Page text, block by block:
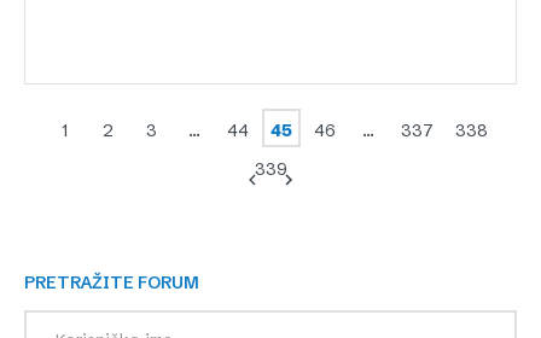
1 2 3 … 44 45 46 … 337
338
339
PRETRAŽITE FORUM